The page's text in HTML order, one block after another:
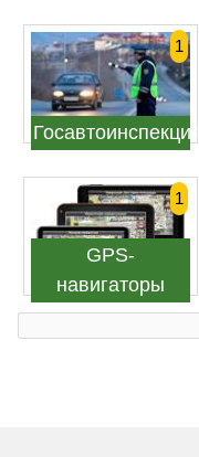
Госавтоинспекция
1
GPS-
навигаторы
1